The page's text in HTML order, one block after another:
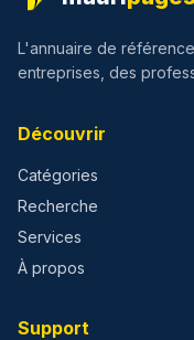
L'annuaire de
entreprises, des
Découvrir
Catégories
Recherche
Services
À propos
Support